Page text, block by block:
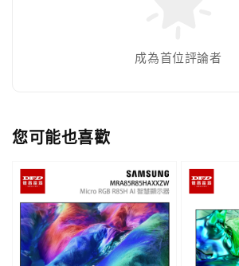
成為首位評論者
您可能也喜歡